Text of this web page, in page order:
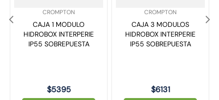
CROMPTON
CAJA 1 MODULO
HIDROBOX INTERPERIE
IP55 SOBREPUESTA
$5395
CROMPTON
CAJA 3 MODULOS
HIDROBOX INTERPERIE
IP55 SOBREPUESTA
$6131